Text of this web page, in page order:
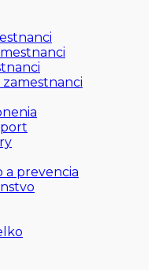
a prevencia